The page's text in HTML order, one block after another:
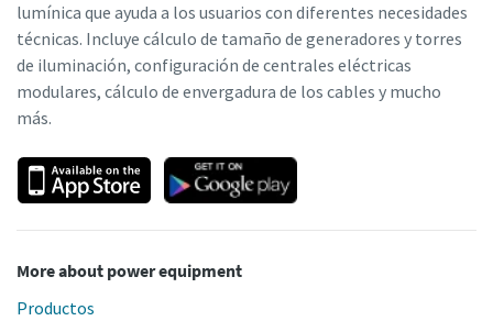
lumínica que ayuda a los usuarios con diferentes necesidades
técnicas. Incluye cálculo de tamaño de generadores y torres
de iluminación, configuración de centrales eléctricas
modulares, cálculo de envergadura de los cables y mucho
más.
More about power equipment
Productos